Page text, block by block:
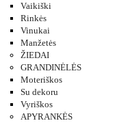
Vaikiški
Rinkės
Vinukai
Manžetės
ŽIEDAI
GRANDINĖLĖS
Moteriškos
Su dekoru
Vyriškos
APYRANKĖS